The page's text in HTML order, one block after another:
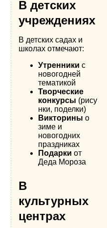
В детских
учреждениях
В детских садах и
школах отмечают:
Утренники с
новогодней
тематикой
Творческие
конкурсы (рису
нки, поделки)
Викторины о
зиме и
новогодних
праздниках
Подарки от
Деда Мороза
В
культурных
центрах